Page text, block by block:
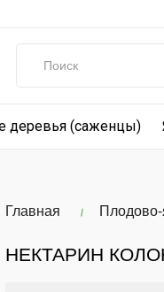
деревья (саженцы)
Главная
НЕКТАРИН